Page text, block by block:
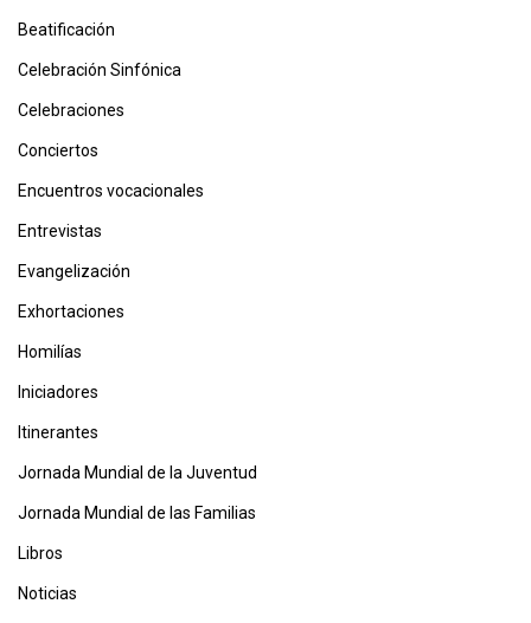
Beatificación
Celebración Sinfónica
Celebraciones
Conciertos
Encuentros vocacionales
Entrevistas
Evangelización
Exhortaciones
Homilías
Iniciadores
Itinerantes
Jornada Mundial de la Juventud
Jornada Mundial de las Familias
Libros
Noticias